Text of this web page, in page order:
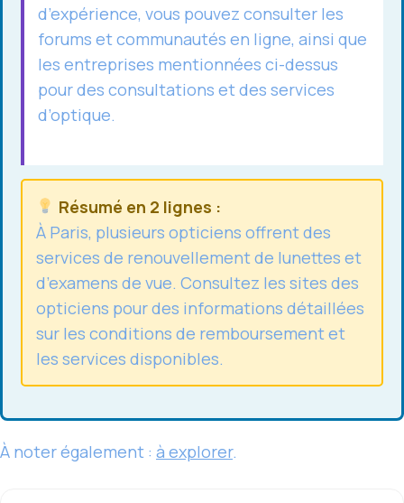
d’expérience, vous pouvez consulter les
forums et communautés en ligne, ainsi que
les entreprises mentionnées ci-dessus
pour des consultations et des services
d’optique.
Résumé en 2 lignes :
À Paris, plusieurs opticiens offrent des
services de renouvellement de lunettes et
d’examens de vue. Consultez les sites des
opticiens pour des informations détaillées
sur les conditions de remboursement et
les services disponibles.
À noter également : à explorer.